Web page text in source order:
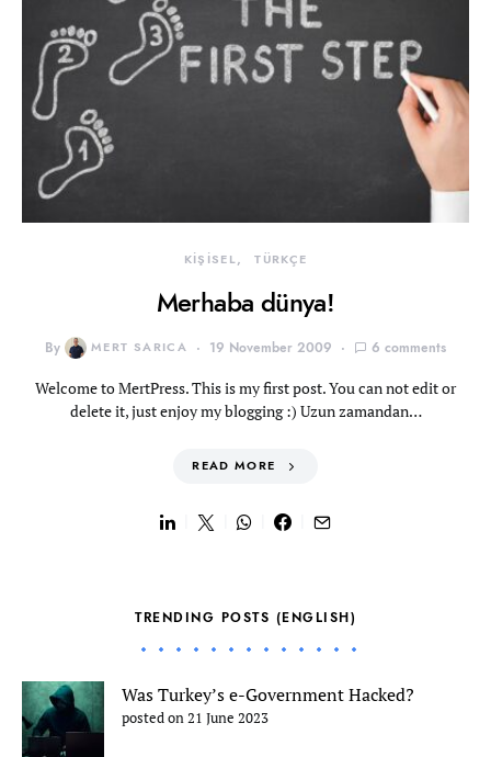
KİŞİSEL TÜRKÇE
Merhaba dünya!
By MERT SARICA 19 November 2009 6 comments
Welcome to MertPress. This is my first post. You can not edit or
delete it, just enjoy my blogging :) Uzun zamandan…
READ MORE
TRENDING POSTS (ENGLISH)
Was Turkey’s e-Government Hacked?
posted on 21 June 2023